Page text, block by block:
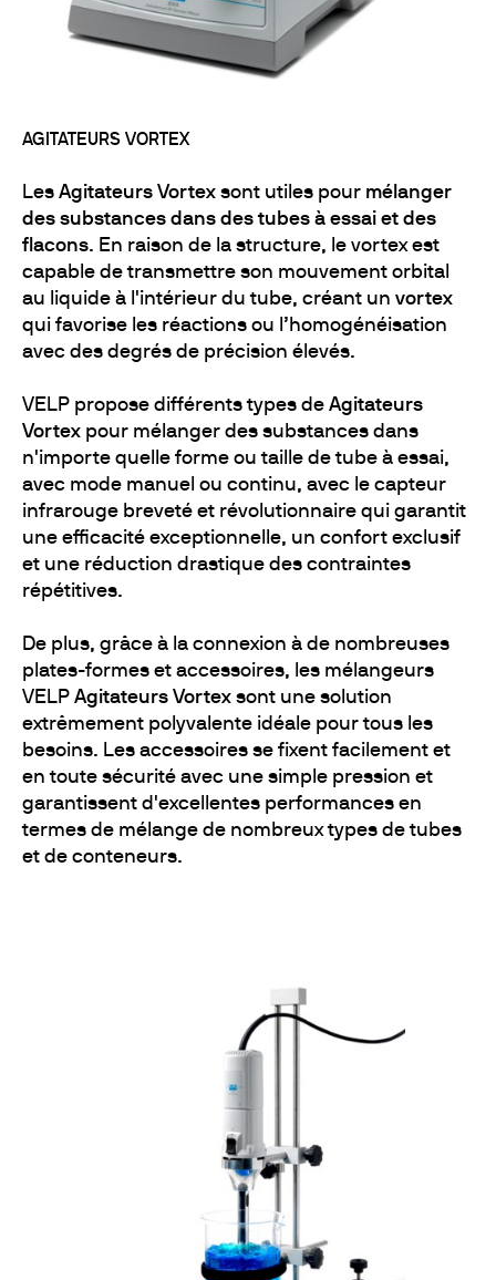
AGITATEURS VORTEX
Les Agitateurs Vortex sont utiles pour mélanger
des substances dans des tubes à essai et des
flacons. En raison de la structure, le vortex est
capable de transmettre son mouvement orbital
au liquide à l'intérieur du tube, créant un vortex
qui favorise les réactions ou l’homogénéisation
avec des degrés de précision élevés.
VELP propose différents types de Agitateurs
Vortex pour mélanger des substances dans
n'importe quelle forme ou taille de tube à essai,
avec mode manuel ou continu, avec le capteur
infrarouge breveté et révolutionnaire qui garantit
une efficacité exceptionnelle, un confort exclusif
et une réduction drastique des contraintes
répétitives.
De plus, grâce à la connexion à de nombreuses
plates-formes et accessoires, les mélangeurs
VELP Agitateurs Vortex sont une solution
extrêmement polyvalente idéale pour tous les
besoins. Les accessoires se fixent facilement et
en toute sécurité avec une simple pression et
garantissent d'excellentes performances en
termes de mélange de nombreux types de tubes
et de conteneurs.